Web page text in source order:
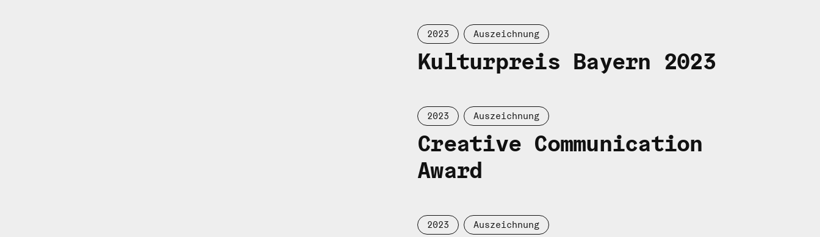
2023 Auszeichnung
Kulturpreis Bayern 2023
2023 Auszeichnung
Creative Communication
Award
2023 Auszeichnung